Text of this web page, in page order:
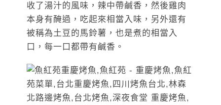
收了湯汁的風味，辣中帶鹹香，然後雞肉
本身有醃過，吃起來相當入味，另外還有
被稱為土豆的馬鈴薯，也是煮的相當入
口，每一口都帶有鹹香。